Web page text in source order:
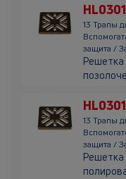
13 Трапы
защита /
Решетка
13 Трапы
защита /
Решетка